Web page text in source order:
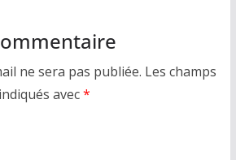
ne sera pas publiée. Les champs
avec*